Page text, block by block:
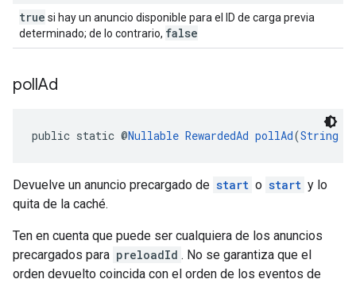
true si hay un anuncio disponible para el ID de carga previa
determinado; de lo contrario, false
pollAd
public static @Nullable RewardedAd pollAd(String
Devuelve un anuncio precargado de start o start y lo
quita de la caché.
Ten en cuenta que puede ser cualquiera de los anuncios
precargados para preloadId . No se garantiza que el
orden devuelto coincida con el orden de los eventos de